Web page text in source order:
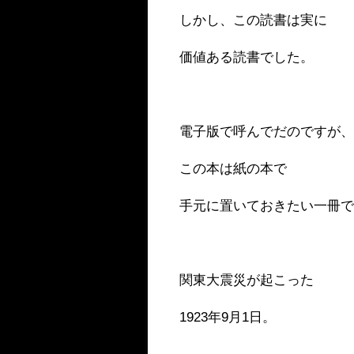
しかし、この読書は実に
価値ある読書でした。
電子版で呼んでだのですが、
この本は紙の本で
手元に置いておきたい一冊で
関東大震災が起こった
1923年9月1日。